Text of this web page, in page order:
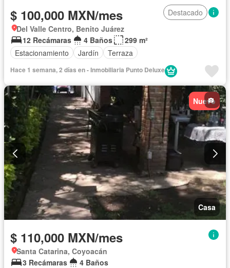
$ 100,000 MXN/mes
Destacado
Del Valle Centro, Benito Juárez
12 Recámaras
4 Baños
299 m²
Estacionamiento
Jardín Terraza
Hace 1 semana, 2 días en - Inmobiliaria Punto Deluxe
Nuevo
Casa
$ 110,000 MXN/mes
Santa Catarina, Coyoacán
3 Recámaras
4 Baños